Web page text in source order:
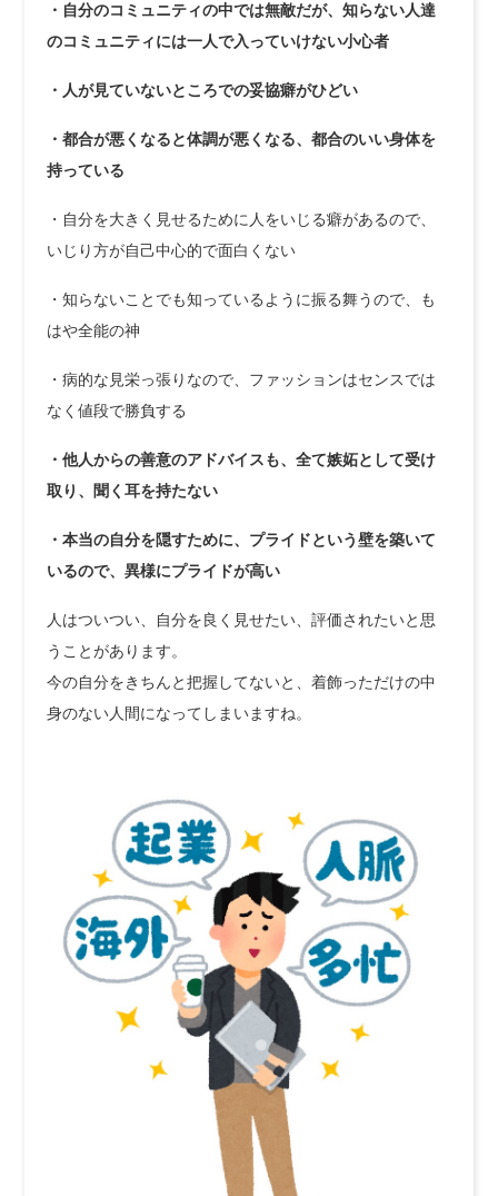
・自分のコミュニティの中では無敵だが、知らない人達
のコミュニティには一人で入っていけない小心者
・人が見ていないところでの妥協癖がひどい
・都合が悪くなると体調が悪くなる、都合のいい身体を
持っている
・自分を大きく見せるために人をいじる癖があるので、
いじり方が自己中心的で面白くない
・知らないことでも知っているように振る舞うので、も
はや全能の神
・病的な見栄っ張りなので、ファッションはセンスでは
なく値段で勝負する
・他人からの善意のアドバイスも、全て嫉妬として受け
取り、聞く耳を持たない
・本当の自分を隠すために、プライドという壁を築いて
いるので、異様にプライドが高い
人はついつい、自分を良く見せたい、評価されたいと思
うことがあります。
今の自分をきちんと把握してないと、着飾っただけの中
身のない人間になってしまいますね。